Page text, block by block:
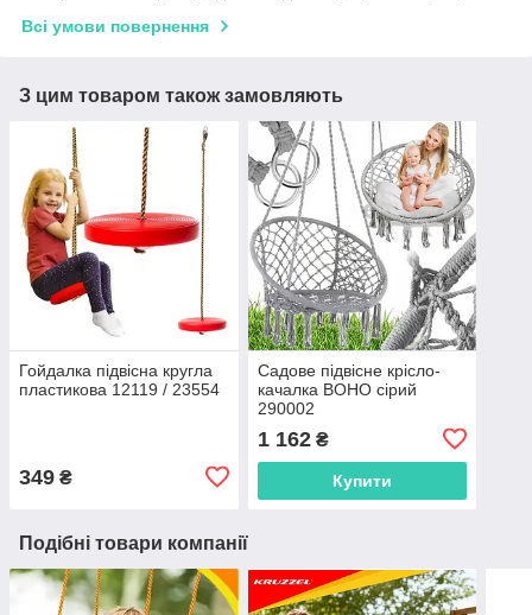
Всі умови повернення
З цим товаром також замовляють
Гойдалка підвісна кругла
пластикова 12119 / 23554
349 ₴
Садове підвісне крісло-
качалка BOHO сірий
290002
1 162₴
Купити
Подібні товари компанії